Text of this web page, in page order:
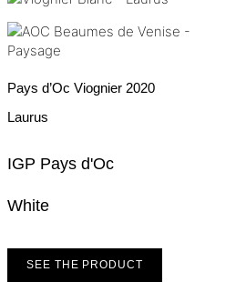
Pays d’Oc Viognier 2020
Laurus
IGP Pays d'Oc
White
SEE THE PRODUCT